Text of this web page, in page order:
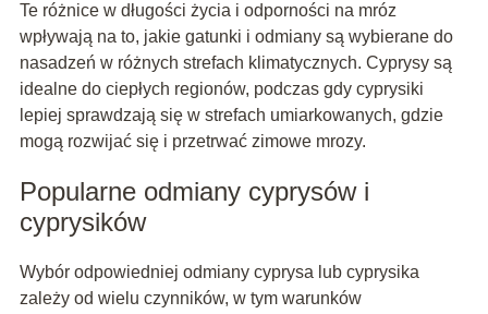
Te różnice w długości życia i odporności na mróz
wpływają na to, jakie gatunki i odmiany są wybierane do
nasadzeń w różnych strefach klimatycznych. Cyprysy są
idealne do ciepłych regionów, podczas gdy cyprysiki
lepiej sprawdzają się w strefach umiarkowanych, gdzie
mogą rozwijać się i przetrwać zimowe mrozy.
Popularne odmiany cyprysów i
cyprysików
Wybór odpowiedniej odmiany cyprysa lub cyprysika
zależy od wielu czynników, w tym warunków